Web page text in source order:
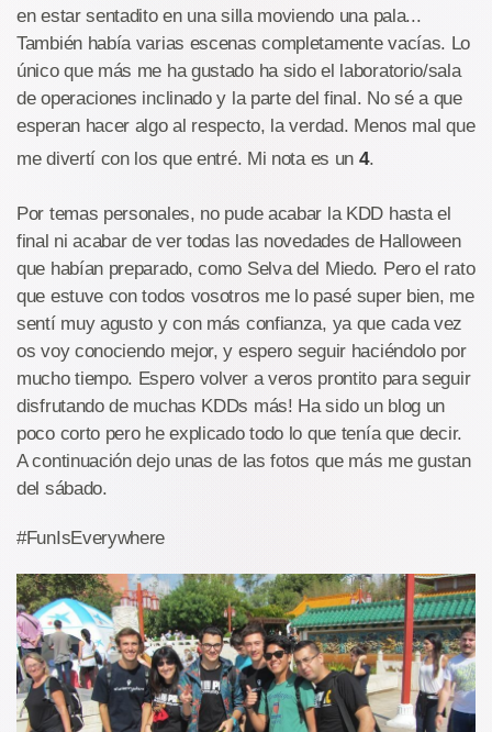
en estar sentadito en una silla moviendo una pala...
También había varias escenas completamente vacías. Lo
único que más me ha gustado ha sido el laboratorio/sala
de operaciones inclinado y la parte del final. No sé a que
esperan hacer algo al respecto, la verdad. Menos mal que
me divertí con los que entré. Mi nota es un 4.
Por temas personales, no pude acabar la KDD hasta el
final ni acabar de ver todas las novedades de Halloween
que habían preparado, como Selva del Miedo. Pero el rato
que estuve con todos vosotros me lo pasé super bien, me
sentí muy agusto y con más confianza, ya que cada vez
os voy conociendo mejor, y espero seguir haciéndolo por
mucho tiempo. Espero volver a veros prontito para seguir
disfrutando de muchas KDDs más! Ha sido un blog un
poco corto pero he explicado todo lo que tenía que decir.
A continuación dejo unas de las fotos que más me gustan
del sábado.
#FunIsEverywhere